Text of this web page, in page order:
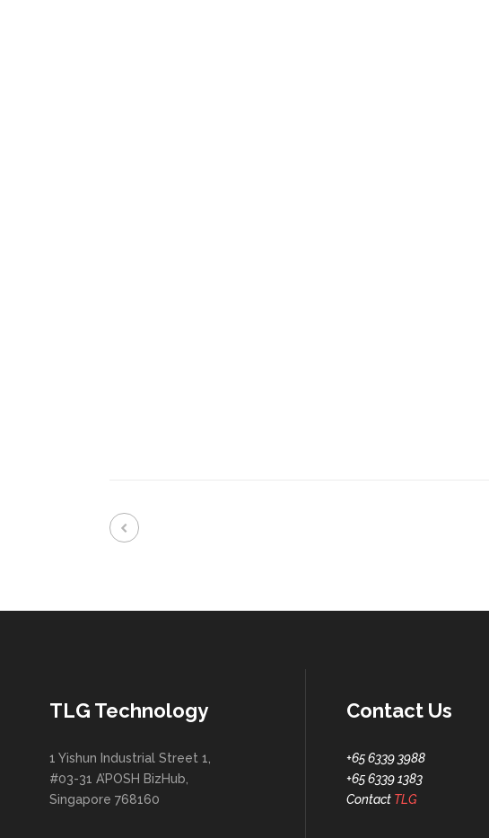
TLG Technology
1 Yishun Industrial Street 1,
#03-31 A’POSH BizHub,
Singapore 768160
Contact Us
+65 6339 3988
+65 6339 1383
Contact TLG